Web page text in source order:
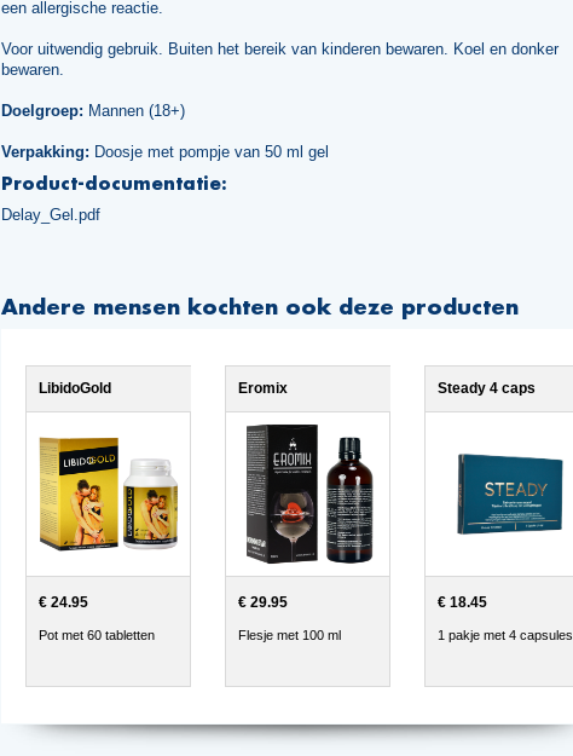
een allergische reactie.
Voor uitwendig gebruik. Buiten het bereik van kinderen bewaren. Koel en donker
bewaren.
Doelgroep: Mannen (18+)
Verpakking: Doosje met pompje van 50 ml gel
Product-documentatie:
Delay_Gel.pdf
Andere mensen kochten ook deze producten
LibidoGold
€ 24.95
Pot met 60 tabletten
Eromix
€ 29.95
Flesje met 100 ml
Steady 4 caps
€ 18.45
1 pakje met 4 capsules